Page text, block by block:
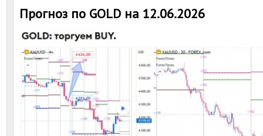
Прогноз по GOLD на 12.06.2026